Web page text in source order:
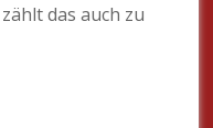
das auch zu